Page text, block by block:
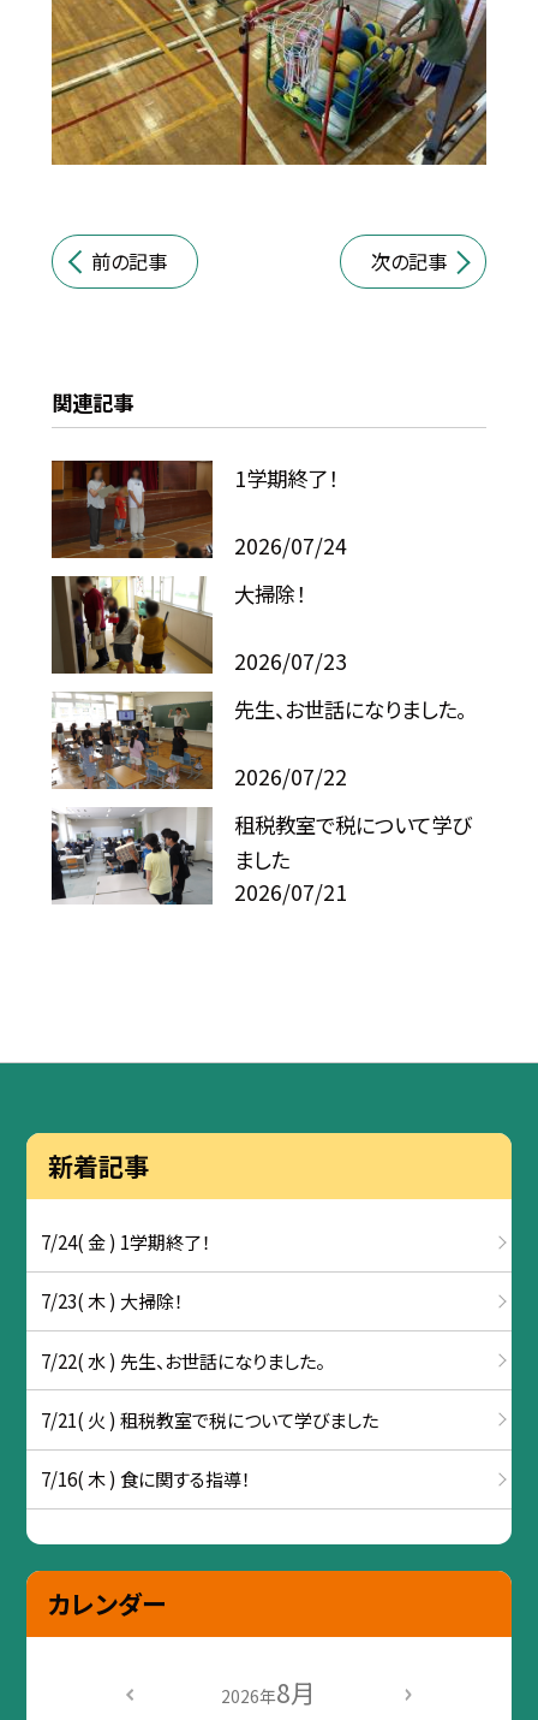
前の記事 次の記事
関連記事
1学期終了！
2026/07/24
大掃除！
2026/07/23
先生、お世話になりました。
2026/07/22
租税教室で税について学び
ました
2026/07/21
新着記事
7/24( 金 ) 1学期終了！
7/23( 木 ) 大掃除！
7/22( 水 ) 先生、お世話になりました。
7/21( 火 ) 租税教室で税について学びました
7/16( 木 ) 食に関する指導！
カレンダー
2026年8月